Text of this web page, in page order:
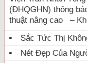
(ĐHQGHN) thông
thuật nâng cao –
Sắc Tức Thị
Nét Đẹp Của